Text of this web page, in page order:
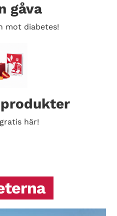
gåva
mot diabetes!
här!